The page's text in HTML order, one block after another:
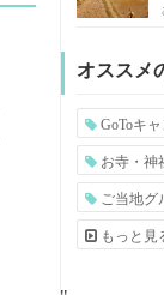
オススメ
GoToキ
お寺・神
ご当地グ
もっと見